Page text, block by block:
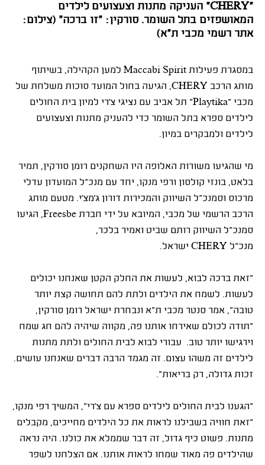
"CHERY" העניקה מתנות וצעצועים לילדים
המאושפזים בתל השומר. סורקין: "זו ברכה" (צילום:
אתר רשמי מכבי ת"א)
במסגרת פעילות Maccabi Spirit למען הקהילה, בשיתוף
מותג הרכב CHERY, הגיעה בחול המועד סוכות משלחת של
מכבי "Playtika" תל אביב עם נציגי צ'רי למיון בית החולים
לילדים ספרא בתל השומר כדי להעניק מתנות וצעצועים
לילדים ולמבקרים במיון.
מי שהגיעו משורות האלופה היו השחקנים רומן סורקין, תמיר
בלאט, בונזי קולסון ורפי מנקו, יחד עם מנכ"ל המועדון עדלי
מרכוס וסמנכ"ל השיווק והמכירות דורון ג'מצ'י. מטעם מותג
הרכב הרשמי של מכבי, המיובא על ידי חברת Freesbe, הגיעו
סמנכ"ל השיווק רותם שביט ואמיר בלכר,
מנכ"ל CHERY ישראל.
"זאת ברכה לבוא, לעשות את החלק הקטן שאנחנו יכולים
לעשות. לשמח את הילדים ולתת להם תחושה קצת יותר
טובה", אמר סנטר מכבי ת"א ונבחרת ישראל רומן סורקין,
"תודה לכולם שאירחו אותנו פה, מקווה שיהיה להם חג שמח
וירגישו יותר טוב. עבורי לבוא לבית החולים ולתת מתנות
לילדים זה משהו עצום. זה מגמד הרבה דברים שאנחנו עושים.
זכות גדולה, רק בריאות".
"הגענו לבית החולים לילדים ספרא עם צ'רי", המשיך רפי מנקו,
"זאת חוויה בשבילנו לראות את כל הילדים מחייכים, מקבלים
מתנות. פשוט כיף גדול, זה דבר שממלא את כולנו. היה נראה
שהילדים פה מאוד שמחו לראות אותנו. אם הצלחנו לשפר